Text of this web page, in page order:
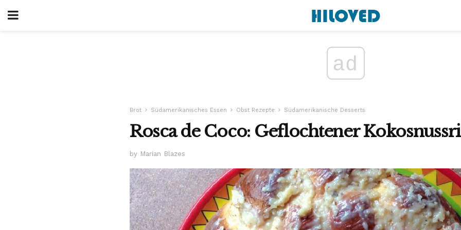
ad
Brot Südamerikanisches Essen Obst Rezepte Südamerikanische Desserts
Rosca de Coco: Geflochtener
by Marian Blazes